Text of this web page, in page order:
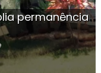
permanência